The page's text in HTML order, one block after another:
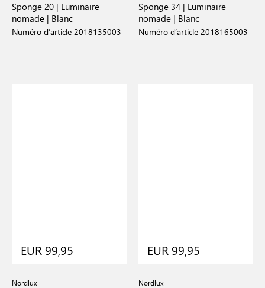
Sponge 20 | Luminaire
nomade | Blanc
Numéro d’article 2018135003
Sponge 34 | Luminaire
nomade | Blanc
Numéro d’article 2018165003
EUR 99,95
Nordlux
EUR 99,95
Nordlux